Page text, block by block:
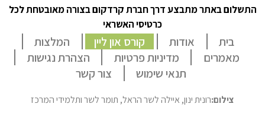
התשלום באתר מתבצע דרך חברת קרדקום בצורה מאובטחת לכל
כרטיסי האשראי
בית אודות קורס און ליין
המלצות
מאמרים
מדיניות פרטיות
הצהרת נגישות
תנאי שימוש
צור קשר
צילום:רונית ינון, איילה לשר הראל, תומר לשר ותלמידי המרכז